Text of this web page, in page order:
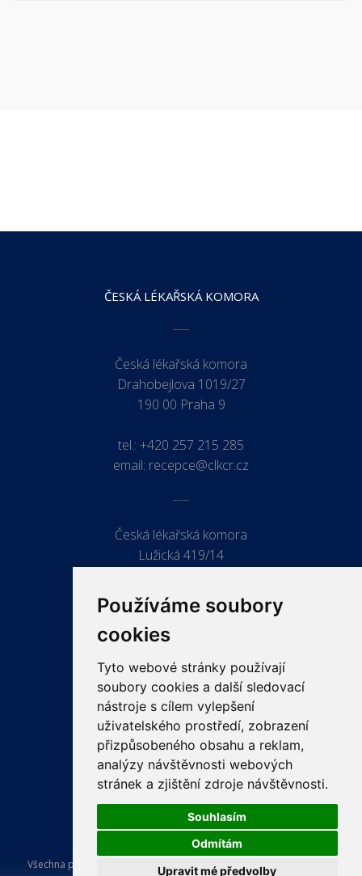
Používáme soubory
cookies
Tyto webové stránky používají
soubory cookies a další sledovací
nástroje s cílem vylepšení
uživatelského prostředí, zobrazení
přizpůsobeného obsahu a reklam,
analýzy návštěvnosti webových
stránek a zjištění zdroje návštěvnosti.
Souhlasím
Odmítám
Upravit mé předvolby
ČESKÁ LÉKAŘSKÁ KOMORA
Česká lékařská komora
Drahobejlova 1019/27
190 00 Praha 9
tel.: +420 257 215 285
email: recepce@clkcr.cz
Česká lékařská komora
Lužická 419/14
ODKAZY
PRO LÉKAŘE
PRO VEŘEJNOST
VZDĚLÁVÁNÍ
Všechna práva vyhrazena Česká lékařská komora. Tvorba a provoz